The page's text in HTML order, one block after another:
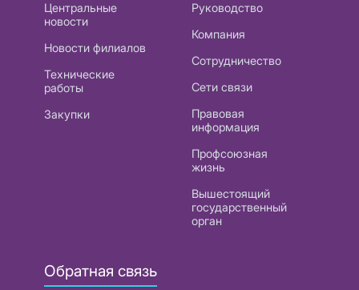
Центральные
новости
Новости филиалов
Технические
работы
Закупки
Руководство
Компания
Сотрудничество
Сети связи
Правовая
информация
Профсоюзная
жизнь
Вышестоящий
государственный
орган
Обратная связь